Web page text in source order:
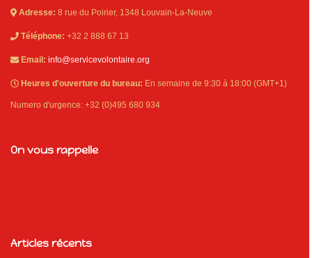
Adresse: 8 rue du Poirier, 1348 Louvain-La-Neuve
Téléphone: +32 2 888 67 13
Email: info@servicevolontaire.org
Heures d'ouverture du bureau: En semaine de 9:30 à 18:00 (GMT+1)
Numero d'urgence: +32 (0)495 680 934
On vous rappelle
Articles récents